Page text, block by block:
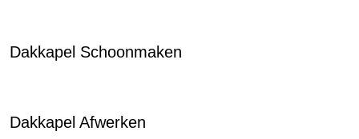
Dakkapel Schoonmaken
Dakkapel Afwerken